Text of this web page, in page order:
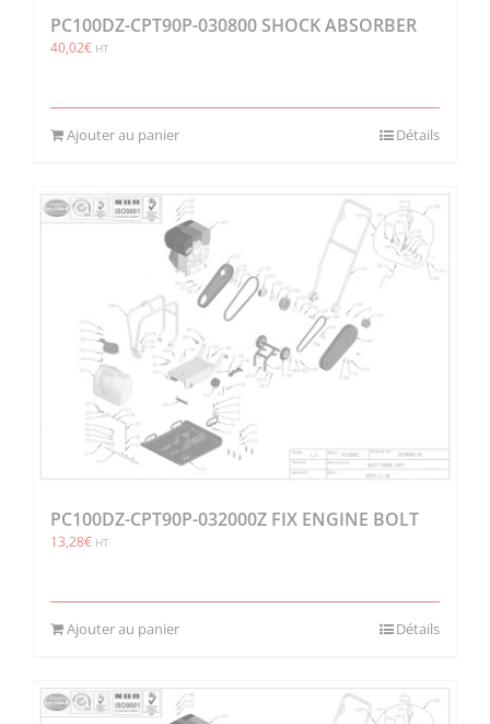
PC100DZ-CPT90P-030800 SHOCK ABSORBER
40,02€ HT
Ajouter au panier Détails
PC100DZ-CPT90P-032000Z FIX ENGINE BOLT
13,28€ HT
Ajouter au panier Détails